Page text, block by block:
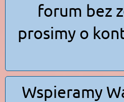
forum bez
prosimy o
Wspieramy